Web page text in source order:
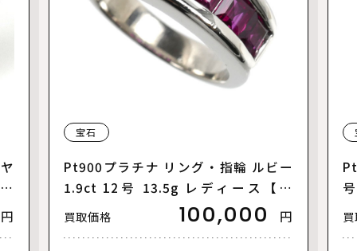
円
宝石
Pt900プラチナ リング・指輪 ルビー
1.9ct 12号 13.5g レディース【中
古】
買取価格 100,000 円